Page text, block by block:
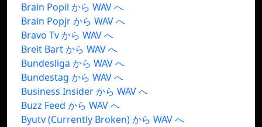
Brain Popil から WAV へ
Brain Popjr から WAV へ
Bravo Tv から WAV へ
Breit Bart から WAV へ
Bundesliga から WAV へ
Bundestag から WAV へ
Business Insider から WAV へ
Buzz Feed から WAV へ
Byutv (Currently Broken) から WAV へ